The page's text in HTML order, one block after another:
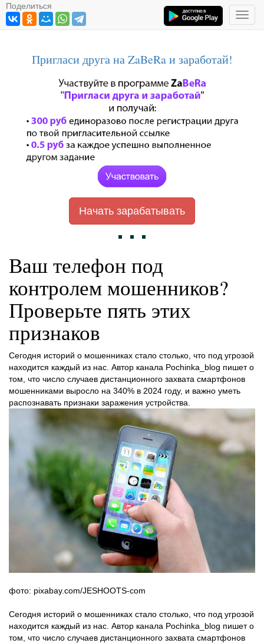
Поделиться
Пригласи друга на ZaBeRa и заработай!
Начать зарабатывать
Ваш телефон под
контролем мошенников?
Проверьте пять этих
признаков
Сегодня историй о мошенниках стало столько, что под угрозой
находится каждый из нас. Автор канала Pochinka_blog пишет о
том, что число​‍​‌‍​‍‌ случаев дистанционного захвата смартфонов
мошенниками выросло на 340% в 2024 году, и важно уметь
распознавать признаки заражения устройства.
фото: pixabay.com/JESHOOTS-com
Сегодня историй о мошенниках стало столько, что под угрозой
находится каждый из нас. Автор канала Pochinka_blog пишет о
том, что число​‍​‌‍​‍‌ случаев дистанционного захвата смартфонов